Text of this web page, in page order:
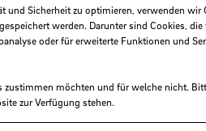
einer mobilen
zur Rehabilitation
Sicherheit zu optimieren, verwenden wir
werden. Darunter sind Cookies,
oder für erweiterte Funktionen und
möchten und für welche nicht.
zur Verfügung stehen.